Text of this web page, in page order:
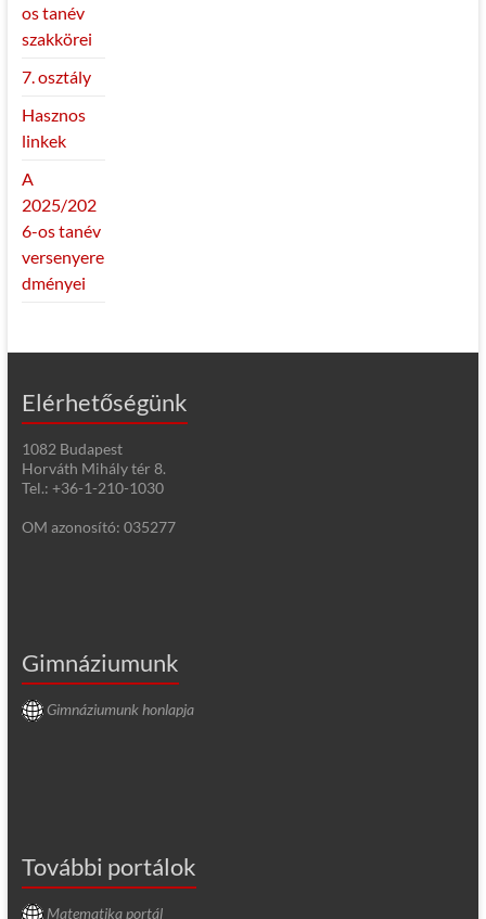
os tanév
szakkörei
7. osztály
Hasznos
linkek
A
2025/202
6-os tanév
versenyere
dményei
Elérhetőségünk
1082 Budapest
Horváth Mihály tér 8.
Tel.: +36-1-210-1030
OM azonosító: 035277
Gimnáziumunk
Gimnáziumunk honlapja
További portálok
Matematika portál